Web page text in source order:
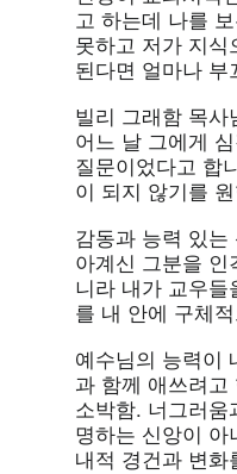
고 하는데 나를
못하고 저가 지
된다면 얼마나
빌리 그래함 목
어느 날 그에게
질문이었다고 합
이 되지 않기를
감동과 능력 있
아계신 그분을
니라 내가 교우
를 내 안에 구체
예수님의 능력이
과 함께 애쓰려
소박함. 너그러
명하는 신앙이
내적 경건과 변